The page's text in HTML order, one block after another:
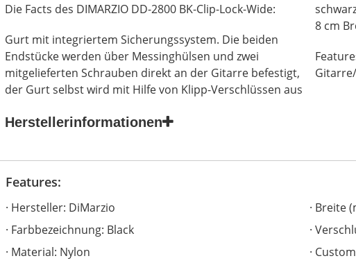
Die Facts des DIMARZIO DD-2800 BK-Clip-Lock-Wide:
Gurt mit integriertem Sicherungssystem. Die beiden
Endstücke werden über Messinghülsen und zwei
mitgelieferten Schrauben direkt an der Gitarre befestigt,
der Gurt selbst wird mit Hilfe von Klipp-Verschlüssen aus
8 cm
Herstellerinformationen
Features:
Hersteller: DiMarzio
Farbbezeichnung: Black
Material: Nylon
Breite